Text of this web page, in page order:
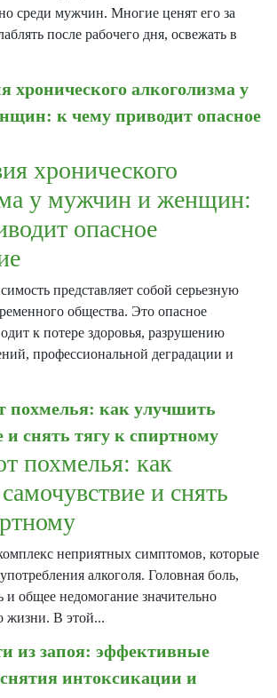
среди мужчин. Многие ценят его за
после рабочего дня, освежать в
хронического
у мужчин и женщин:
опасное
представляет собой серьезную
общества. Это опасное
к потере здоровья, разрушению
профессиональной деградации и
похмелья: как
и снять
неприятных симптомов, которые
алкоголя. Головная боль,
и общее недомогание значительно
жизни. В этой...